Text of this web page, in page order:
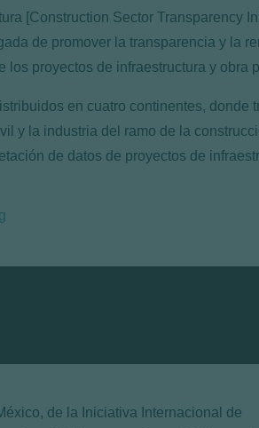
[Construction Sector Transparency
de promover la transparencia y la
los proyectos de infraestructura y obra
en cuatro continentes, donde
y la industria del ramo de la
de datos de proyectos de
de la Iniciativa Internacional de